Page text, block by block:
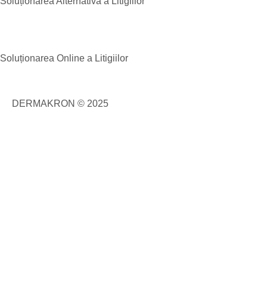
Soluționarea Online a Litigiilor
DERMAKRON © 2025